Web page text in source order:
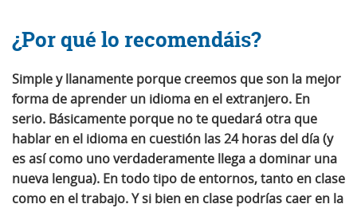
¿Por qué lo recomendáis?
Simple y llanamente porque creemos que son la mejor
forma de aprender un idioma en el extranjero. En
serio. Básicamente porque no te quedará otra que
hablar en el idioma en cuestión las 24 horas del día (y
es así como uno verdaderamente llega a dominar una
nueva lengua). En todo tipo de entornos, tanto en clase
como en el trabajo. Y si bien en clase podrías caer en la